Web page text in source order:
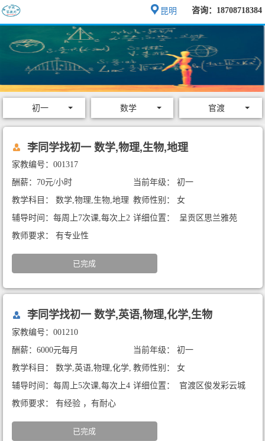
咨询：18708718384
昆明
初一 数学 官渡
李同学找初一 数学,物理,生物,地理
家教编号：001317
酬薪：70元/小时
当前年级： 初一
教学科目： 数学,物理,生物,地理 教师性别： 女
辅导时间：每周上7次课,每次上2
小时
详细位置： 呈贡区思兰雅苑
教师要求： 有专业性
已完成
李同学找初一 数学,英语,物理,化学,生物
家教编号：001210
酬薪：6000元每月
当前年级： 初一
教学科目： 数学,英语,物理,化学,
生物
教师性别： 女
辅导时间：每周上5次课,每次上4
小时
详细位置： 官渡区俊发彩云城
教师要求： 有经验 ，有耐心
已完成